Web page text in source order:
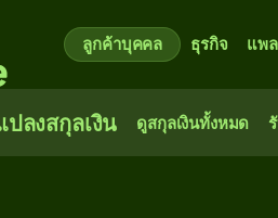
ลูกค้าบุคคล ธุรกิจ แพ
ปลงสกุลเงิน ดูสกุลเงินทั้งหมด